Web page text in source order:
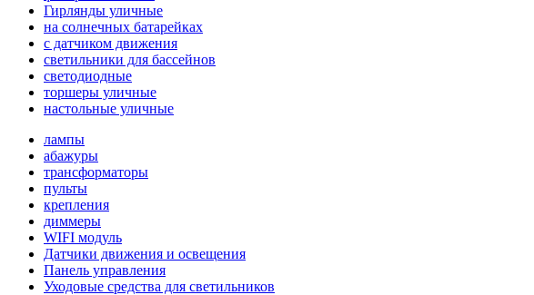
Гирлянды уличные
на солнечных батарейках
с датчиком движения
светильники для бассейнов
светодиодные
торшеры уличные
настольные уличные
лампы
абажуры
трансформаторы
пульты
крепления
диммеры
WIFI модуль
Датчики движения и освещения
Панель управления
Уходовые средства для светильников